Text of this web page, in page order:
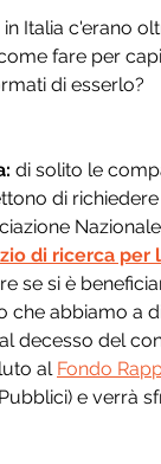
in Italia c'erano
fare per
di esserlo?
di solito le
di richiedere
di ricerca per
se si è
abbiamo a
decesso del
al Fondo
e verrà